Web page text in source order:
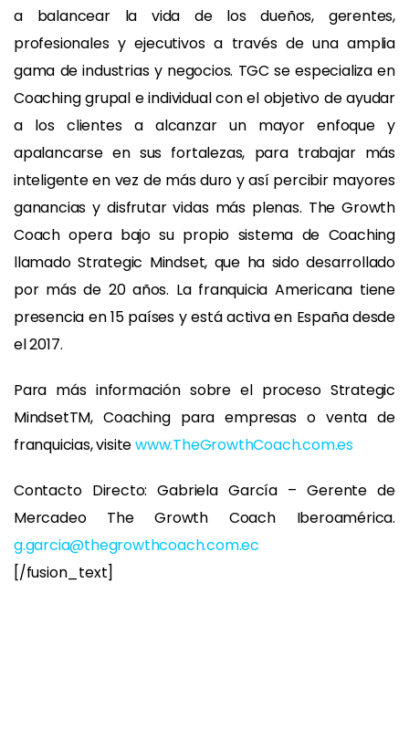
a balancear la vida de los dueños, gerentes,
profesionales y ejecutivos a través de una amplia
gama de industrias y negocios. TGC se especializa en
Coaching grupal e individual con el objetivo de ayudar
a los clientes a alcanzar un mayor enfoque y
apalancarse en sus fortalezas, para trabajar más
inteligente en vez de más duro y así percibir mayores
ganancias y disfrutar vidas más plenas. The Growth
Coach opera bajo su propio sistema de Coaching
llamado Strategic Mindset, que ha sido desarrollado
por más de 20 años. La franquicia Americana tiene
presencia en 15 países y está activa en España desde
el 2017.
Para más información sobre el proceso Strategic
MindsetTM, Coaching para empresas o venta de
franquicias, visitewww.TheGrowthCoach.com.es
Contacto Directo: Gabriela García – Gerente de
Mercadeo The Growth Coach Iberoamérica.
g.garcia@thegrowthcoach.com.ec
[/fusion_text]